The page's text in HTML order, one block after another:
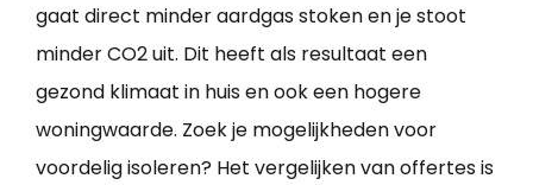
gaat direct minder aardgas stoken en je stoot
minder CO2 uit. Dit heeft als resultaat een
gezond klimaat in huis en ook een hogere
woningwaarde. Zoek je mogelijkheden voor
voordelig isoleren? Het vergelijken van offertes is